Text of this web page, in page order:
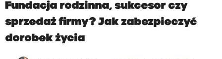
Fundacja rodzinna, sukcesor czy
sprzedaż firmy? Jak zabezpieczyć
dorobek życia